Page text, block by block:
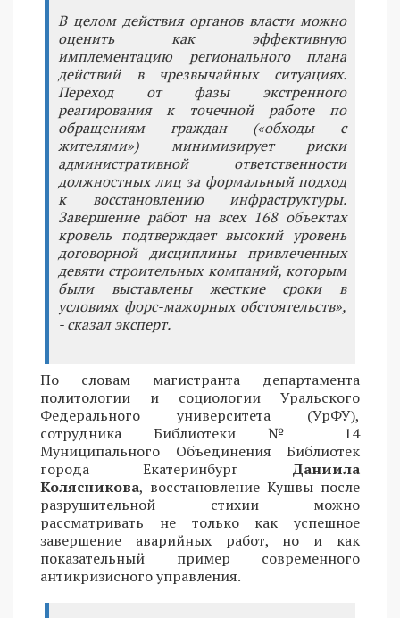
В целом действия органов власти можно
оценить как эффективную
имплементацию регионального плана
действий в чрезвычайных ситуациях.
Переход от фазы экстренного
реагирования к точечной работе по
обращениям граждан («обходы с
жителями») минимизирует риски
административной ответственности
должностных лиц за формальный подход
к восстановлению инфраструктуры.
Завершение работ на всех 168 объектах
кровель подтверждает высокий уровень
договорной дисциплины привлеченных
девяти строительных компаний, которым
были выставлены жесткие сроки в
условиях форс-мажорных обстоятельств»,
- сказал эксперт.
По словам магистранта департамента
политологии и социологии Уральского
Федерального университета (УрФУ),
сотрудника Библиотеки № 14
Муниципального Объединения Библиотек
города Екатеринбург Даниила
Колясникова, восстановление Кушвы после
разрушительной стихии можно
рассматривать не только как успешное
завершение аварийных работ, но и как
показательный пример современного
антикризисного управления.